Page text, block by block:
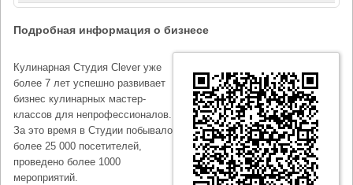
Подробная информация о бизнесе
Кулинарная Студия Clever уже
более 7 лет успешно развивает
бизнес кулинарных мастер-
классов для непрофессионалов.
За это время в Студии побывало
более 25 000 посетителей,
проведено более 1000
мероприятий.